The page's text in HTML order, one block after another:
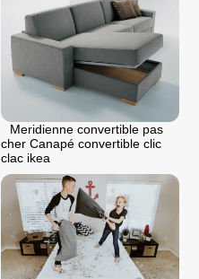
Meridienne convertible pas
cher Canapé convertible clic
clac ikea